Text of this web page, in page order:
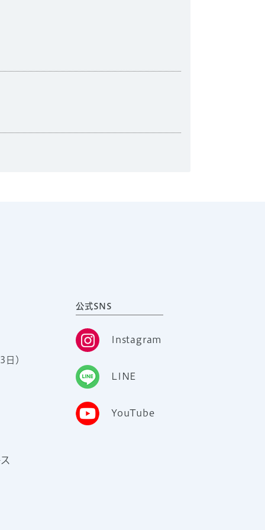
）
公式SNS
Instagram
LINE
YouTube